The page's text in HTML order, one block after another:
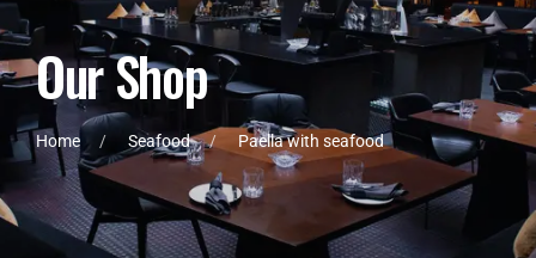
OurShop
Home Seafood Paella with seafood